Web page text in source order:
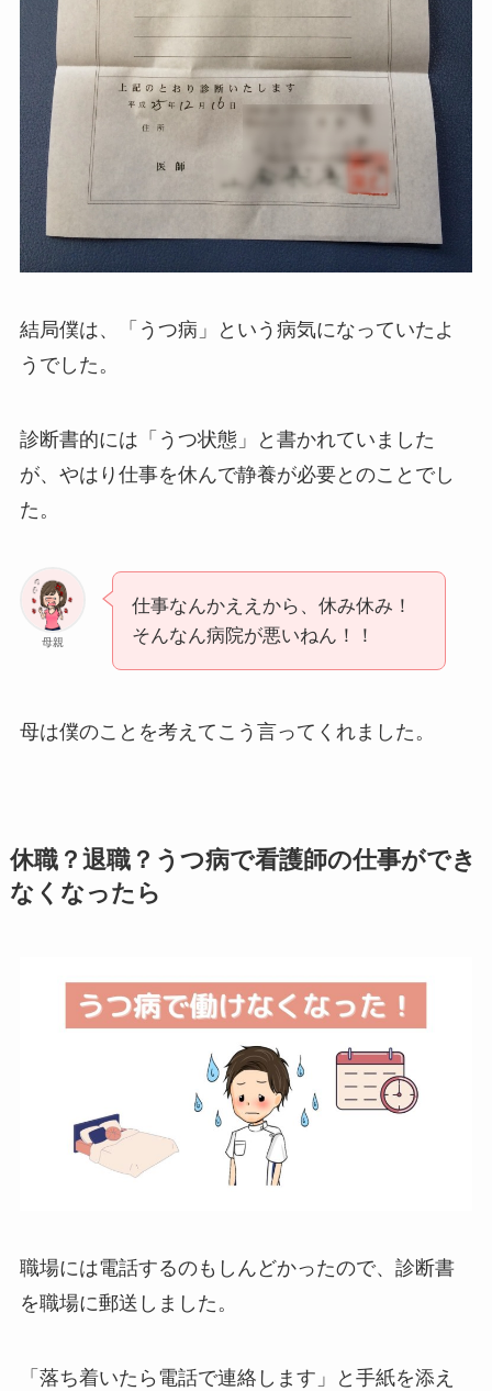
結局僕は、「うつ病」という病気になっていたよ
うでした。
診断書的には「うつ状態」と書かれていました
が、やはり仕事を休んで静養が必要とのことでし
た。
母親
仕事なんかええから、休み休み！
そんなん病院が悪いねん！！
母は僕のことを考えてこう言ってくれました。
休職？退職？うつ病で看護師の仕事ができ
なくなったら
職場には電話するのもしんどかったので、診断書
を職場に郵送しました。
「落ち着いたら電話で連絡します」と手紙を添え